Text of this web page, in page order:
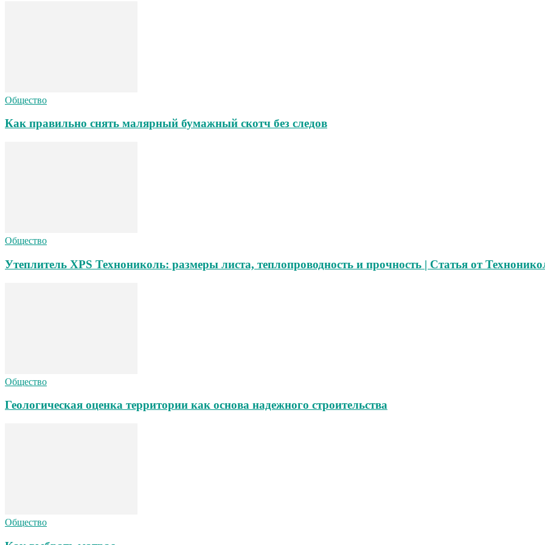
Общество
Как правильно снять малярный бумажный скотч без следов
Общество
Утеплитель XPS Технониколь: размеры листа, теплопроводность и прочность | Статья от
Общество
Геологическая оценка территории как основа надежного строительства
Общество